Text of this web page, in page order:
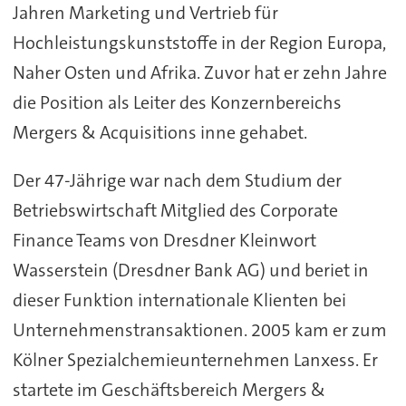
Jahren Marketing und Vertrieb für
Hochleistungskunststoffe in der Region Europa,
Naher Osten und Afrika. Zuvor hat er zehn Jahre
die Position als Leiter des Konzernbereichs
Mergers & Acquisitions inne gehabet.
Der 47-Jährige war nach dem Studium der
Betriebswirtschaft Mitglied des Corporate
Finance Teams von Dresdner Kleinwort
Wasserstein (Dresdner Bank AG) und beriet in
dieser Funktion internationale Klienten bei
Unternehmenstransaktionen. 2005 kam er zum
Kölner Spezialchemieunternehmen Lanxess. Er
startete im Geschäftsbereich Mergers &